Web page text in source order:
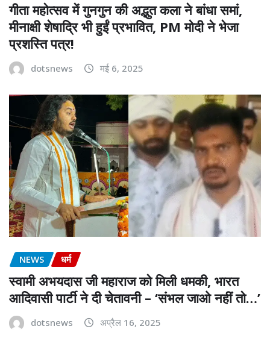
गीता महोत्सव में गुनगुन की अद्भुत कला ने बांधा समां,
मीनाक्षी शेषाद्रि भी हुईं प्रभावित, PM मोदी ने भेजा
प्रशस्ति पत्र!
dotsnews मई 6, 2025
NEWS धर्म
स्वामी अभयदास जी महाराज को मिली धमकी, भारत
आदिवासी पार्टी ने दी चेतावनी – ‘संभल जाओ नहीं तो…’
dotsnews अप्रैल 16, 2025